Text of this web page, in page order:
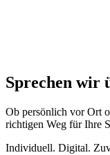
Sprechen wir
Ob persönlich vor Ort
richtigen Weg für Ihre
Individuell. Digital.